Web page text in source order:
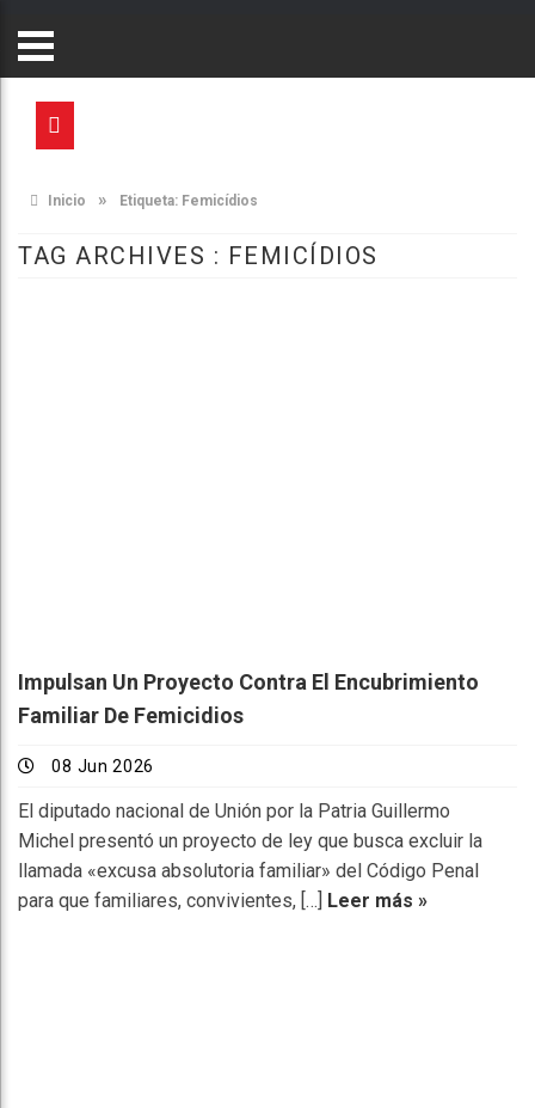
Inicio » Etiqueta: Femicídios
TAG ARCHIVES : FEMICÍDIOS
Impulsan Un Proyecto Contra El Encubrimiento
Familiar De Femicidios
08 Jun 2026
El diputado nacional de Unión por la Patria Guillermo
Michel presentó un proyecto de ley que busca excluir la
llamada «excusa absolutoria familiar» del Código Penal
para que familiares, convivientes, […] Leer más »